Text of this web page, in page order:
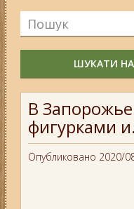
ШУКАТИ НА
В
фигурками
Опубликовано 2020/